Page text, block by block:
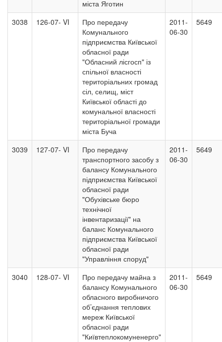
міста Яготин
3038
126-07- VI
Про передачу
Комунального
підприємства Київської
обласної ради
"Обласний лісгосп" із
спільної власності
територіальних громад
сіл, селищ, міст
Київської області до
комунальної власності
територіальної громади
міста Буча
2011-
06-30
5649
3039 127-07- VI
Про передачу
транспортного засобу з
балансу Комунального
підприємства Київської
обласної ради
"Обухівське бюро
технічної
інвентаризації" на
баланс Комунального
підприємства Київської
обласної ради
"Управління споруд"
2011-
06-30
5649
3040 128-07- VI
Про передачу майна з
балансу Комунального
обласного виробничого
об’єднання теплових
мереж Київської
обласної ради
"Київтеплокомуненерго"
2011-
06-30
5649